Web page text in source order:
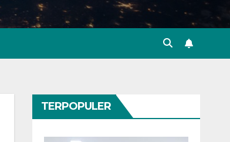
TERPOPULER